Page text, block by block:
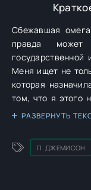
Сбежавшая
правда может
государственной
Меня ищет не
которая
том, что я этого не делала. Солен
меня защитить.
безжалостному
наш город, и что
РАЗВЕРНУТЬ
П. ДЖЕМИСОН